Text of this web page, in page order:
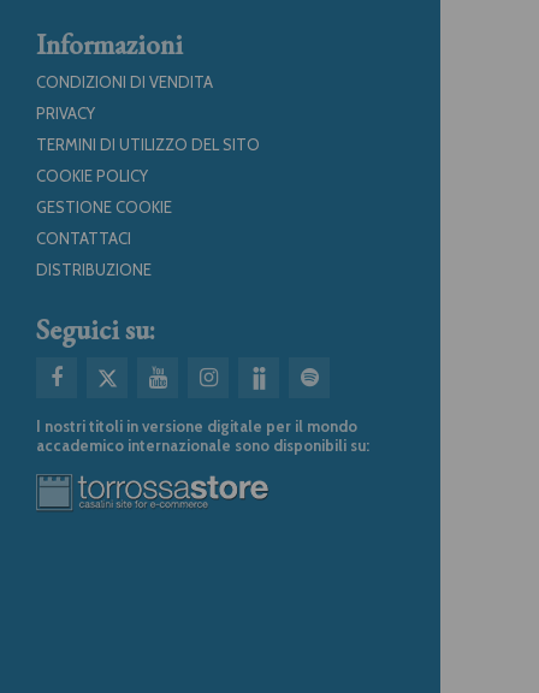
Informazioni
CONDIZIONI DI VENDITA
PRIVACY
TERMINI DI UTILIZZO DEL SITO
COOKIE POLICY
GESTIONE COOKIE
CONTATTACI
DISTRIBUZIONE
Seguici su:
I nostri titoli in versione digitale per il mondo
accademico internazionale sono disponibili su: